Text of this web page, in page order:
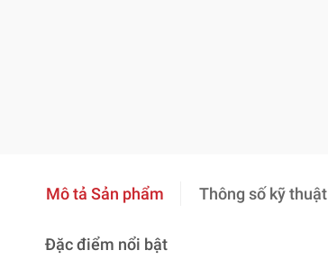
Mô tả Sản phẩm Thông số kỹ thuật
Đặc điểm nổi bật